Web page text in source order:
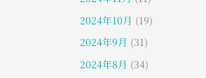
2024年10月 (19)
2024年9月 (31)
2024年8月 (34)